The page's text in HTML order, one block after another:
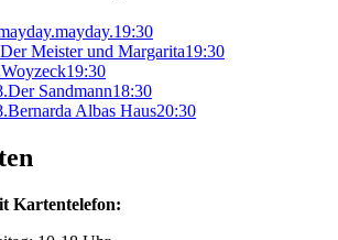
19:30
Der Meister und Margarita19:30
Woyzeck19:30
Der Sandmann18:30
Bernarda Albas Haus20:30
Kartentelefon: